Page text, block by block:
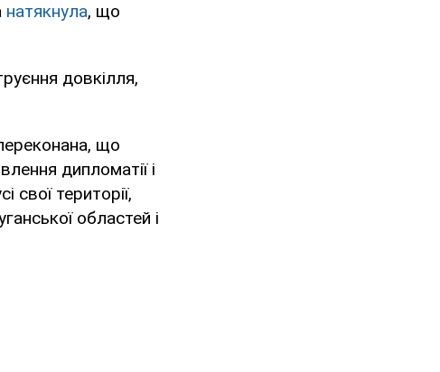
натякнула, що
довкілля,
що
дипломатії і
свої території,
областей і